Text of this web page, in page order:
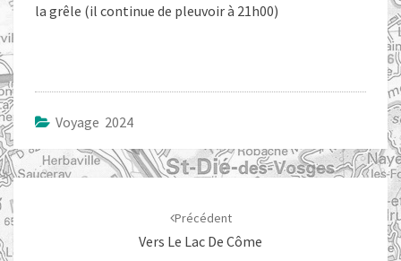
la grêle (il continue de pleuvoir à 21h00)
Voyage 2024
Navigation
d'article
Précédent
Vers Le Lac De Côme